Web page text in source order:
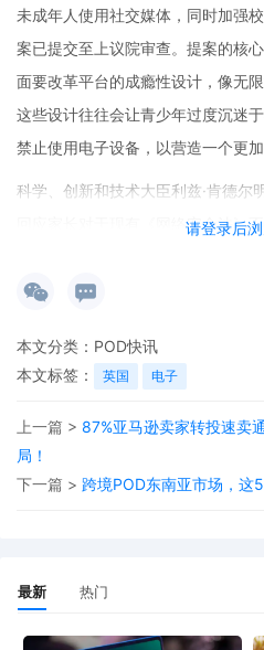
请登录后
未成年人使用社交媒体，同时加强
案已提交至上议院审查。提案的核
面要改革平台的成瘾性设计，像无
这些设计往往会让青少年过度沉迷
禁止使用电子设备，以营造一个更加
科学、创新和技术大臣利兹·肯德尔
回应家长对于现有《网络安全法》
未能提供足够的保障。教育大臣布
禁止使用电子设备，并且教育监管
保禁令得到有效执行。
值得注意的是，英国官员还将前往
亚在去年12月实施了16岁以下社交
统，英国希望借鉴其经验，完善自
的社交媒体营销策略需要做出调整
用社交媒体，那么原本针对这一群
本文分类： POD快讯
本文标签：
英国 电子
上一篇 > 87%亚马逊卖家转投速卖
局！
下一篇 > 跨境POD东南亚市场，这
最新 热门